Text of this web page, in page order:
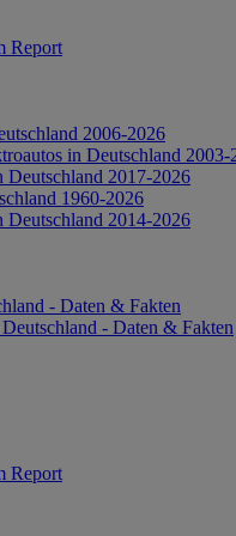
Report
2006-2026
in Deutschland 2003-
2017-2026
1960-2026
2014-2026
- Daten & Fakten
- Daten & Fakten
Report